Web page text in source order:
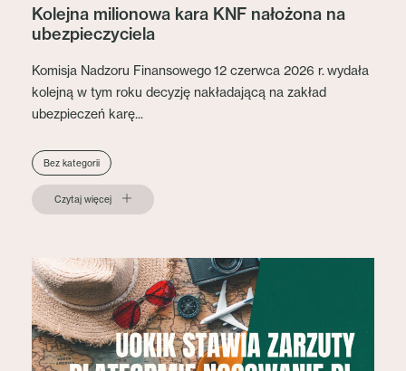
Kolejna milionowa kara KNF nałożona na
ubezpieczyciela
Komisja Nadzoru Finansowego 12 czerwca 2026 r. wydała
kolejną w tym roku decyzję nakładającą na zakład
ubezpieczeń karę...
Bez kategorii
Czytaj więcej